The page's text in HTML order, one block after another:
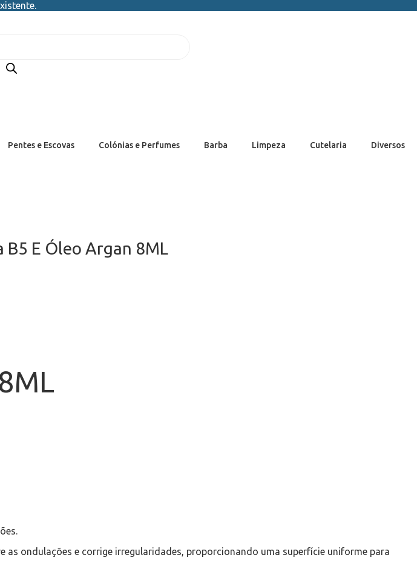
Pentes e Escovas Colónias e Perfumes Barba Limpeza Cutelaria Diversos
B5 E Óleo Argan 8ML
ondulações e corrige irregularidades, proporcionando uma superfície uniforme para